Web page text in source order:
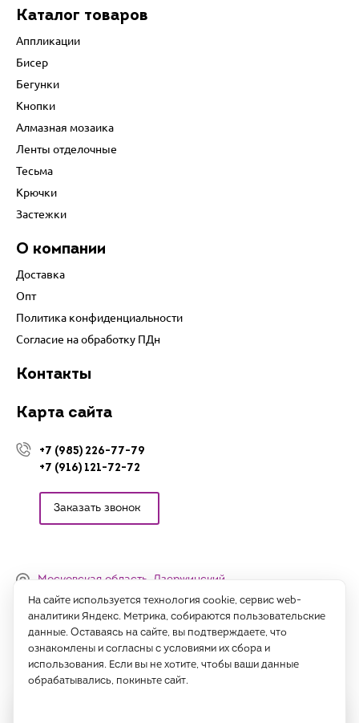
Каталог товаров
Аппликации
Бисер
Бегунки
Кнопки
Алмазная мозаика
Ленты отделочные
Тесьма
Крючки
Застежки
О компании
Доставка
Опт
Политика конфиденциальности
Согласие на обработку ПДн
Контакты
Карта сайта
+7 (985) 226-77-79
+7 (916) 121-72-72
Заказать звонок
Московская область, Дзержинский,
Денисьевский проезд, 15 (офис)
Часы работы:
с 09:00 до 18:00, сб-вс - выходные
Написать нам
На сайте используется технология cookie, сервис web-
аналитики Яндекс. Метрика, собираются пользовательские
данные. Оставаясь на сайте, вы подтверждаете, что
ознакомлены и согласны с условиями их сбора и
использования. Если вы не хотите, чтобы ваши данные
обрабатывались, покиньте сайт.